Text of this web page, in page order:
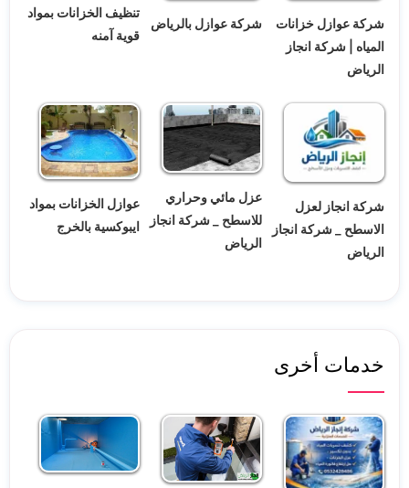
شركة عوازل خزانات
المياه | شركة انجاز
الرياض
شركة عوازل بالرياض
تنظيف الخزانات بمواد
قوية آمنه
شركة انجاز لعزل
الاسطح _ شركة انجاز
الرياض
عزل مائي وحراري
للاسطح _ شركة انجاز
الرياض
عوازل الخزانات بمواد
ايبوكسية بالخرج
خدمات أخرى